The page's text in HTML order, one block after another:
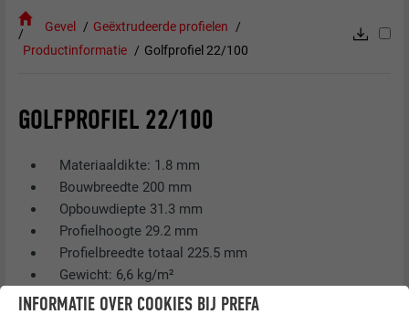
Gevel
Geëxtrudeerde profielen
Productinformatie
Golfprofiel 22/100
GOLFPROFIEL 22/100
Materiaaldikte: 1.8 mm
Bouwbreedte 200 mm
Opbouwdiepte 31.3 mm
Profielhoogte 29.2 mm
Profielbreedte totaal 225.5 mm
Gewicht: 6,6 kg/m²
INFORMATIE OVER COOKIES BIJ PREFA